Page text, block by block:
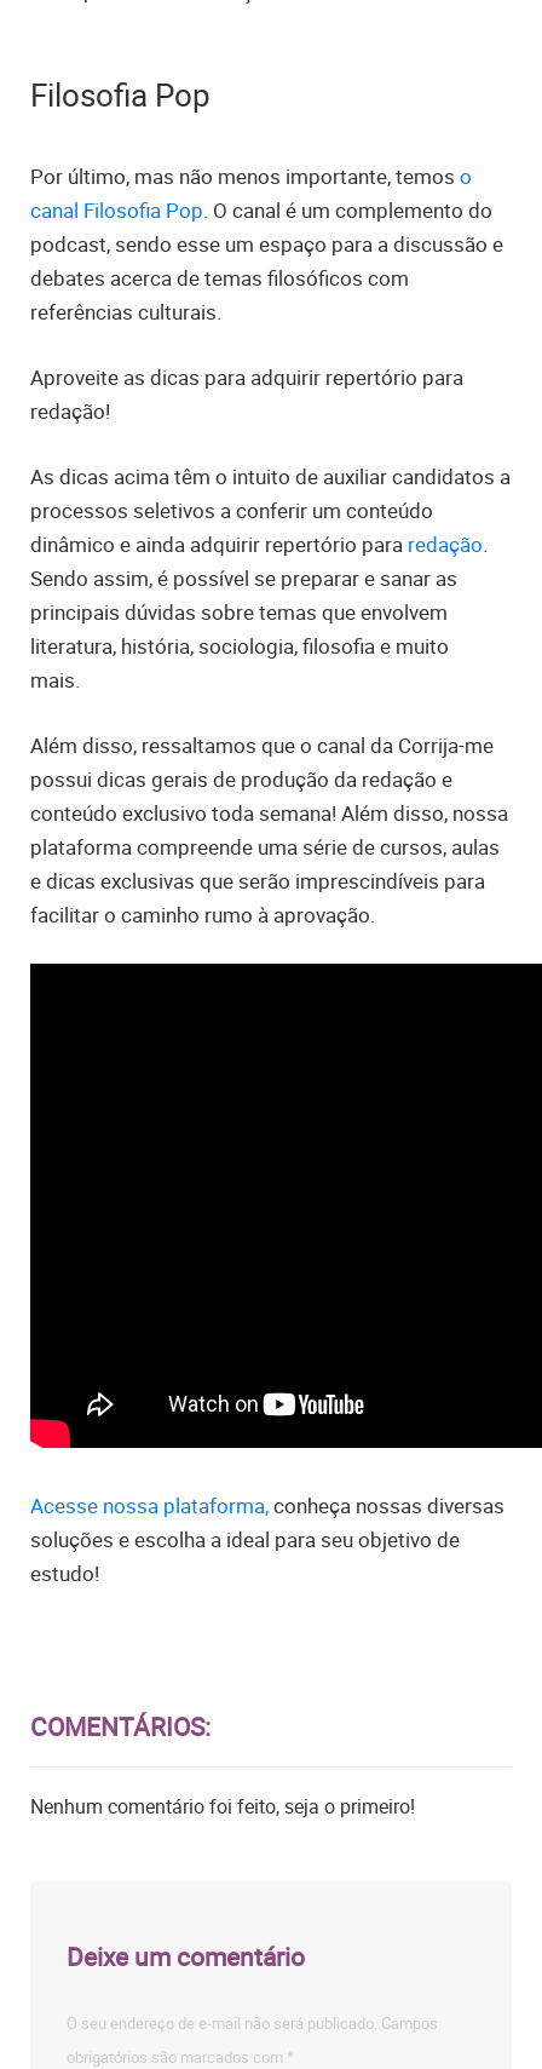
Filosofia Pop
Por último, mas não menos importante, temoso
canal Filosofia Pop. O canal é um complemento do
podcast, sendo esse um espaço para a discussão e
debates acerca de temas filosóficos com
referências culturais.
Aproveite as dicas para adquirir repertório para
redação!
As dicas acima têm o intuito de auxiliar candidatos a
processos seletivos a conferir um conteúdo
dinâmico e ainda adquirir repertório para redação
Sendo assim, é possível se preparar e sanar as
principais dúvidas sobre temas que envolvem
literatura, história, sociologia, filosofia e muito
mais.
Além disso, ressaltamos que o canal da Corrija-me
possui dicas gerais de produção da redação e
conteúdo exclusivo toda semana! Além disso, nossa
plataforma compreende uma série de cursos, aulas
e dicas exclusivas que serão imprescindíveis para
facilitar o caminho rumo à aprovação.
Acesse nossa plataforma,conheça nossas diversas
soluções e escolha a ideal para seu objetivo de
estudo!
COMENTÁRIOS:
Nenhum comentário foi feito, seja o primeiro!
Deixe um comentário
O seu endereço de e-mail não será publicado. Campos
obrigatórios são marcados com *